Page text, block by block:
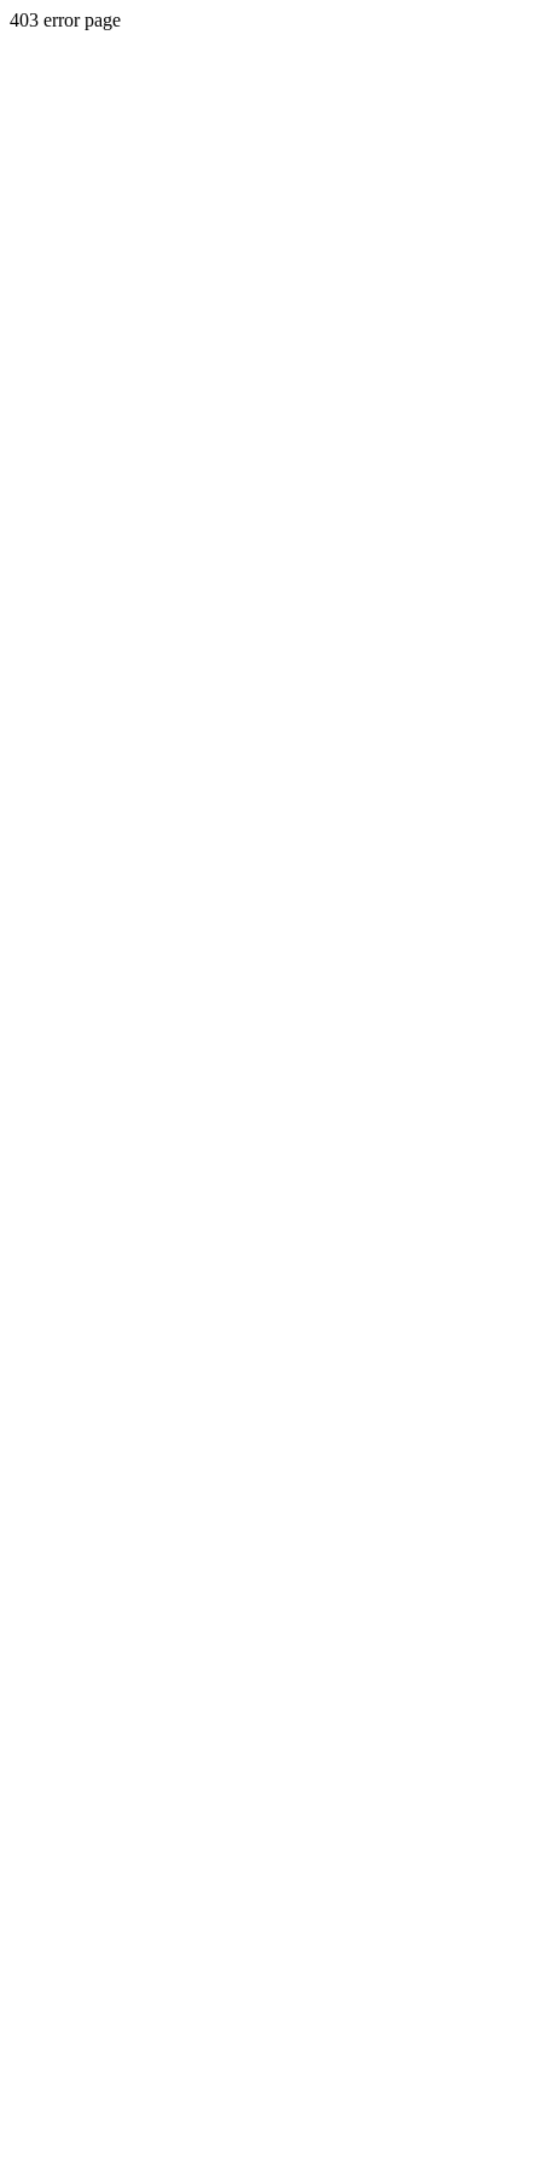
403 error page